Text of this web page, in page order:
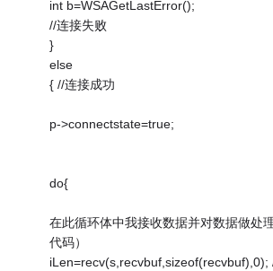
int b=WSAGetLastError();
//连接失败
}
else
{ //连接成功
p->connectstate=true;
do{
在此循环体中我接收数据并对数据做处
代码）
iLen=recv(s,recvbuf,sizeof(recvbuf),0);